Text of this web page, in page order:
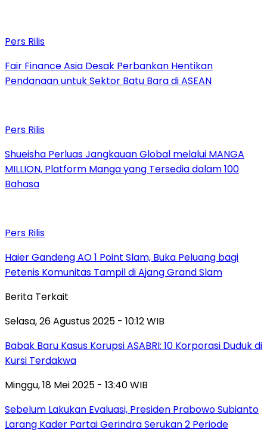
Pers Rilis
Fair Finance Asia Desak Perbankan Hentikan
Pendanaan untuk Sektor Batu Bara di ASEAN
Pers Rilis
Shueisha Perluas Jangkauan Global melalui MANGA
MILLION, Platform Manga yang Tersedia dalam 100
Bahasa
Pers Rilis
Haier Gandeng AO 1 Point Slam, Buka Peluang bagi
Petenis Komunitas Tampil di Ajang Grand Slam
Berita Terkait
Selasa, 26 Agustus 2025 - 10:12 WIB
Babak Baru Kasus Korupsi ASABRI: 10 Korporasi Duduk di
Kursi Terdakwa
Minggu, 18 Mei 2025 - 13:40 WIB
Sebelum Lakukan Evaluasi, Presiden Prabowo Subianto
Larang Kader Partai Gerindra Serukan 2 Periode